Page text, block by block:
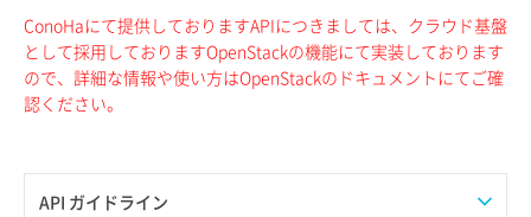
API ガイドライン
ConoHaにて提供しておりますAPIにつきましては、クラウド基盤
として採用しておりますOpenStackの機能にて実装しております
ので、詳細な情報や使い方はOpenStackのドキュメントにてご確
認ください。